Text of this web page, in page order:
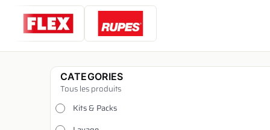
CATEGORIES
Tous les produits
Kits & Packs